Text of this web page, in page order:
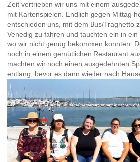
Zeit vertrieben wir uns mit einem
mit Kartenspielen. Endlich gegen Mittag
entschieden uns, mit dem Bus/Traghetto
Venedig zu fahren und tauchten ein in
wo wir nicht genug bekommen konnten.
noch in einem gemütlichen Restaurant
machten wir noch einen ausgedehnten
entlang, bevor es dann wieder nach